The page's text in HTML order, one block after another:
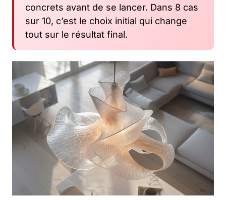
concrets avant de se lancer. Dans 8 cas
sur 10, c’est le choix initial qui change
tout sur le résultat final.